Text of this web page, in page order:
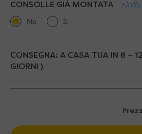
CONSOLLE GIÀ MONTATA +Info
No Si
CONSEGNA: A CASA TUA IN 8 ~
GIORNI )